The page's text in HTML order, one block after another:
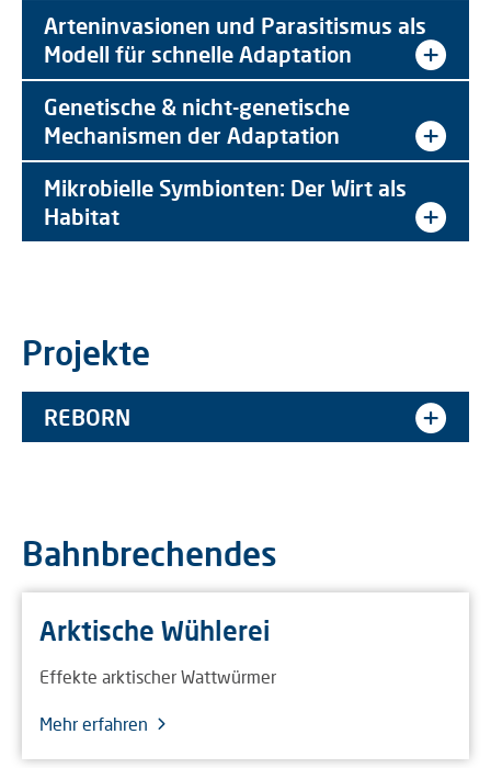
Arteninvasionen und Parasitismus als
Modell für schnelle Adaptation
Genetische & nicht-genetische
Mechanismen der Adaptation
Mikrobielle Symbionten: Der Wirt als
Habitat
Projekte
REBORN
Bahnbrechendes
Arktische Wühlerei
Effekte arktischer Wattwürmer
Mehr erfahren